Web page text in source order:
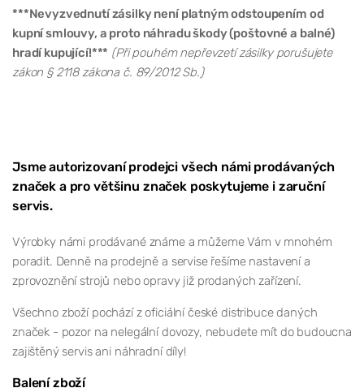
***Nevyzvednutí zásilky není platným odstoupením od
kupní smlouvy, a proto náhradu škody (poštovné a balné)
hradí kupující!*** (Při pouhém nepřevzetí zásilky porušujete
zákon § 2118 zákona č. 89/2012 Sb.)
Jsme autorizovaní prodejci všech námi prodávaných
značek a pro většinu značek poskytujeme i zaruční
servis.
Výrobky námi prodávané známe a můžeme Vám v mnohém
poradit. Denně na prodejně a servise řešíme nastavení a
zprovoznění strojů nebo opravy již prodaných zařízení.
Všechno zboží pochází z oficiální české distribuce daných
značek - pozor na nelegální dovozy, nebudete mít do budoucna
zajištěný servis ani náhradní díly!
Balení zboží